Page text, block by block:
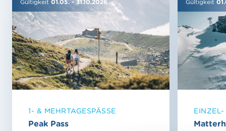
Gültigkeit 01.05. - 31.10.2026
1- & MEHRTAGESPÄSSE
Peak Pass
Gültigkeit
EINZEL-